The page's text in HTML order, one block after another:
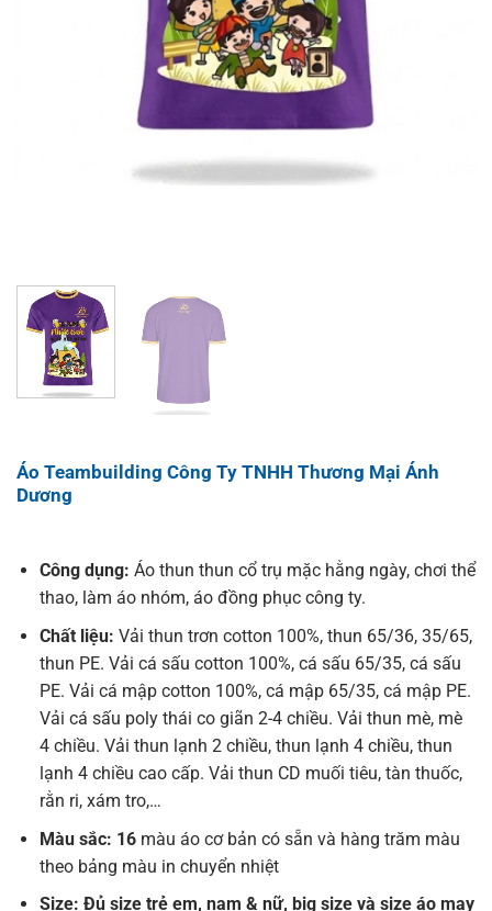
Áo Teambuilding Công Ty TNHH Thương Mại Ánh
Dương
Công dụng: Áo thun thun cổ trụ mặc hằng ngày, chơi thể
thao, làm áo nhóm, áo đồng phục công ty.
Chất liệu: Vải thun trơn cotton 100%, thun 65/36, 35/65,
thun PE. Vải cá sấu cotton 100%, cá sấu 65/35, cá sấu
PE. Vải cá mập cotton 100%, cá mập 65/35, cá mập PE.
Vải cá sấu poly thái co giãn 2-4 chiều. Vải thun mè, mè
4 chiều. Vải thun lạnh 2 chiều, thun lạnh 4 chiều, thun
lạnh 4 chiều cao cấp. Vải thun CD muối tiêu, tàn thuốc,
rằn ri, xám tro,…
Màu sắc: 16màu áo cơ bản có sẵn và hàng trăm màu
theo bảng màu in chuyển nhiệt
Size: Đủ size trẻ em, nam & nữ, big size và size áo may